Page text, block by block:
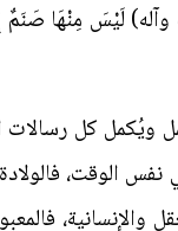
وآله) لَيْسَ مِنْهَا
ويُكمل كل
الوقت،